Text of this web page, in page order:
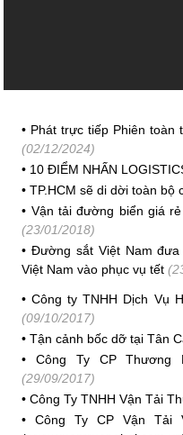
• Phát trực tiếp Phiên toàn
(02/12/2024)
• 10 ĐIỂM NHẤN
•TP.HCM sẽ di dời toàn bộ
• Vận tải đường biển giá
(23/01/2018)
•Đường sắt Việt Nam
Việt Nam vào phục vụ tết
•Công ty TNHH Dịch Vụ
(09/10/2017)
•Tận cảnh bốc dỡ tại Tân
•Công Ty CP Thương
(29/09/2017)
•Công Ty TNHH Vận Tải
•Công Ty CP Vận Tải